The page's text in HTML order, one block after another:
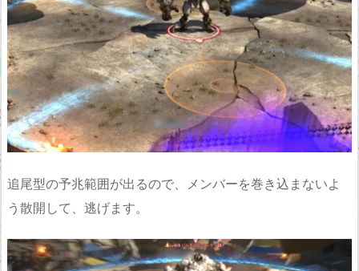
追尾型の予兆範囲が出るので、メンバーを巻き込まないよ
う散開して、逃げます。